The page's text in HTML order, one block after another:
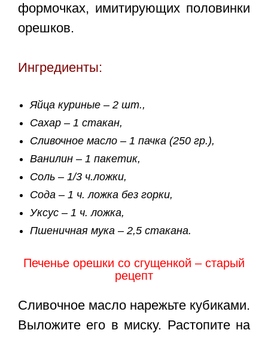
формочках, имитирующих половинки
орешков.
Ингредиенты:
Яйца куриные – 2 шт.,
Сахар – 1 стакан,
Сливочное масло – 1 пачка (250 гр.),
Ванилин – 1 пакетик,
Соль – 1/3 ч.ложки,
Сода – 1 ч. ложка без горки,
Уксус – 1 ч. ложка,
Пшеничная мука – 2,5 стакана.
Печенье орешки со сгущенкой – старый
рецепт
Сливочное масло нарежьте кубиками.
Выложите его в миску. Растопите на